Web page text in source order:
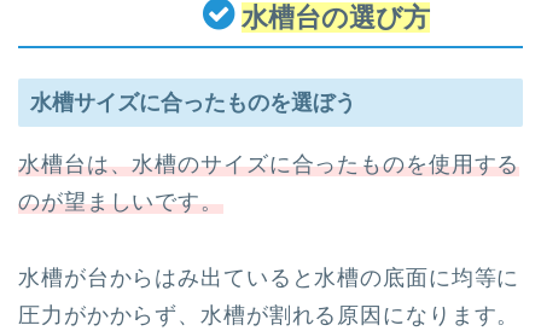
水槽台の選び方
水槽サイズに合ったものを選ぼう
水槽台は、水槽のサイズに合ったものを使用する
のが望ましいです。
水槽が台からはみ出ていると水槽の底面に均等に
圧力がかからず、水槽が割れる原因になります。